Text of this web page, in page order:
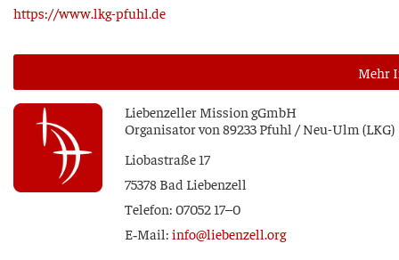
https://www.lkg-pfuhl.de
Mehr
Lie­ben­zel­ler Mis­si­on gGmbH
Orga­ni­sa­tor von 89233 Pfuhl / Neu-Ulm (LKG)
Lio­ba­stra­ße 17
75378 Bad Liebenzell
Tele­fon: 07052 17–0
E‑Mail: info@liebenzell.org